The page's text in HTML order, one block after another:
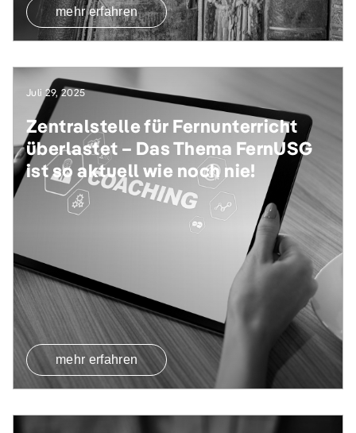
mehr erfahren
Juli 29, 2025
Zentralstelle für Fernunterricht
überlastet – Das Thema FernUSG
ist so aktuell wie noch nie!
mehr erfahren